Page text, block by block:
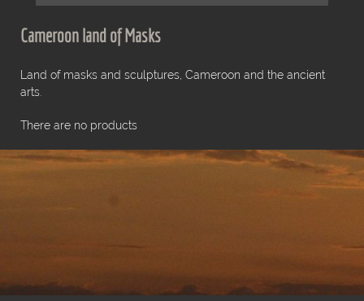
Cameroon land of Masks
Land of masks and sculptures, Cameroon and the ancient
arts.
There are no products